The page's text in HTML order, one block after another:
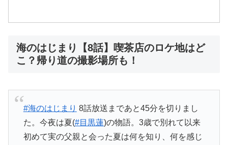
海のはじまり【8話】喫茶店のロケ地はど
こ？帰り道の撮影場所も！
#海のはじまり 8話放送まであと45分を切りまし
た。今夜は夏(#目黒蓮)の物語。3歳で別れて以来
初めて実の父親と会った夏は何を知り、何を感じ